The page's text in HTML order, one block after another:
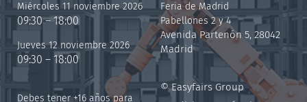
Miércoles 11 noviembre 2026
09:30 – 18:00
Jueves 12 noviembre 2026
09:30 – 18:00
Debes tener +16 años para
Feria de Madrid
Pabellones 2 y 4
Avenida Partenón 5, 28042
Madrid
© Easyfairs Group